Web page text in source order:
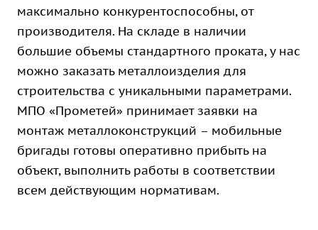
максимально конкурентоспособны, от
производителя. На складе в наличии
большие объемы стандартного проката, у нас
можно заказать металлоизделия для
строительства с уникальными параметрами.
МПО «Прометей» принимает заявки на
монтаж металлоконструкций – мобильные
бригады готовы оперативно прибыть на
объект, выполнить работы в соответствии
всем действующим нормативам.